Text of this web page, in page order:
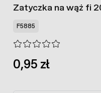
Zatyczka na wąż fi
F5885
0,95 zł